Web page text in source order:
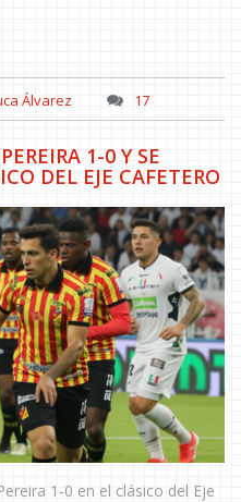
Álvarez 17
1-0 Y SE
DEL EJE CAFETERO
1‑0 en el clásico del Eje